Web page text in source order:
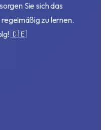
Sie sich das
zu lernen.
🇩🇪